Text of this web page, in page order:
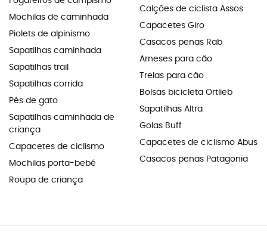
Mochilas de caminhada
Piolets de alpinismo
Sapatilhas caminhada
Sapatilhas trail
Sapatilhas corrida
Pés de gato
Sapatilhas caminhada de
criança
Capacetes de ciclismo
Mochilas porta-bebé
Roupa de criança
Calções de ciclista Assos
Capacetes Giro
Casacos penas Rab
Arneses para cão
Trelas para cão
Bolsas bicicleta Ortlieb
Sapatilhas Altra
Golas Buff
Capacetes de ciclismo Abus
Casacos penas Patagonia